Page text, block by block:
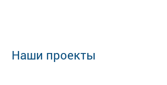
Наши проекты